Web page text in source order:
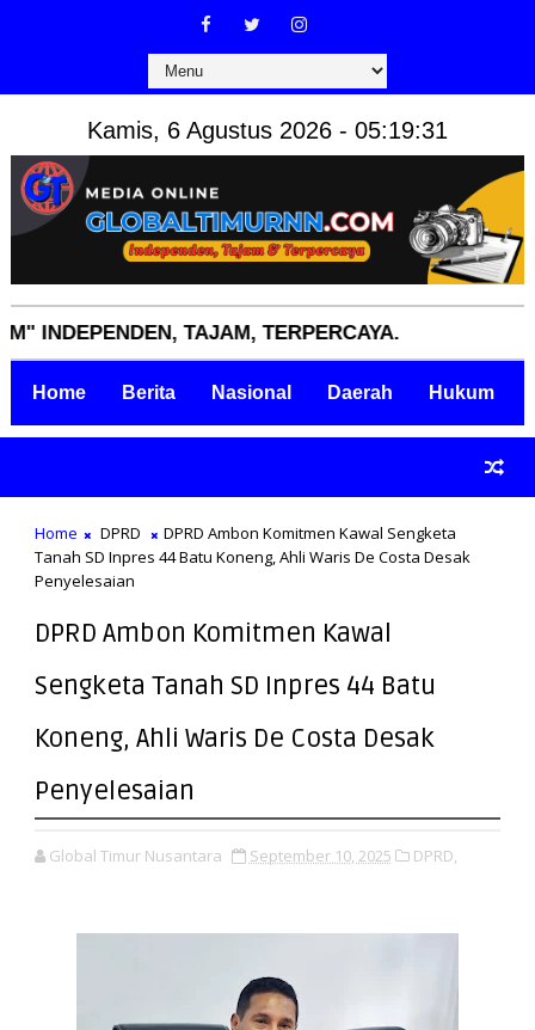
Kamis, 6 Agustus 2026 - 05:19:32
TAJAM, TERPERCAYA.
Home Berita Nasional Daerah Hukum
Home DPRD
DPRD Ambon Komitmen Kawal Sengketa
Tanah SD Inpres 44 Batu Koneng, Ahli Waris De Costa Desak
Penyelesaian
DPRD Ambon Komitmen Kawal
Sengketa Tanah SD Inpres 44 Batu
Koneng, Ahli Waris De Costa Desak
Penyelesaian
Global Timur Nusantara September 10, 2025 DPRD,